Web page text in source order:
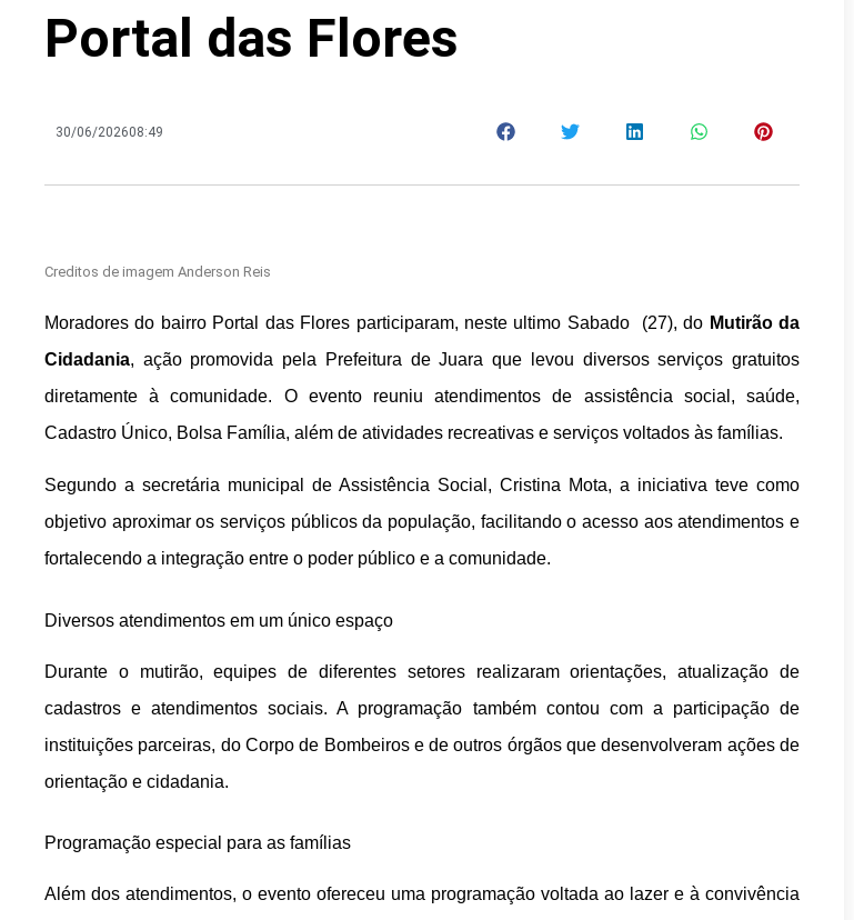
Portal das Flores
30/06/202608:49
Creditos de imagem Anderson Reis
Moradores do bairro Portal das Flores participaram, neste ultimo Sabado(27), do Mutirão da
Cidadania, ação promovida pela Prefeitura de Juara que levou diversos serviços gratuitos
diretamente à comunidade. O evento reuniu atendimentos de assistência social, saúde,
Cadastro Único, Bolsa Família, além de atividades recreativas e serviços voltados às famílias.
Segundo a secretária municipal de Assistência Social, Cristina Mota, a iniciativa teve como
objetivo aproximar os serviços públicos da população, facilitando o acesso aos atendimentos e
fortalecendo a integração entre o poder público e a comunidade.
Diversos atendimentos em um único espaço
Durante o mutirão, equipes de diferentes setores realizaram orientações, atualização de
cadastros e atendimentos sociais. A programação também contou com a participação de
instituições parceiras, do Corpo de Bombeiros e de outros órgãos que desenvolveram ações de
orientação e cidadania.
Programação especial para as famílias
Além dos atendimentos, o evento ofereceu uma programação voltada ao lazer e à convivência